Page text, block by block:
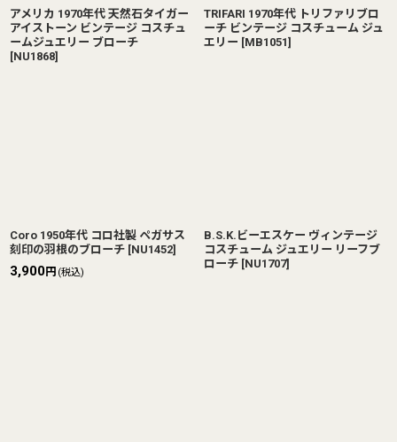
アメリカ 1970年代 天然石タイガー
アイストーン ビンテージ コスチュ
ームジュエリー ブローチ
[NU1868]
TRIFARI 1970年代 トリファリブロ
ーチ ビンテージ コスチューム ジュ
エリー [MB1051]
Coro 1950年代 コロ社製 ペガサス
刻印の羽根のブローチ [NU1452]
3,900円 (税込)
B.S.K.ビーエスケー ヴィンテージ
コスチューム ジュエリー リーフブ
ローチ [NU1707]